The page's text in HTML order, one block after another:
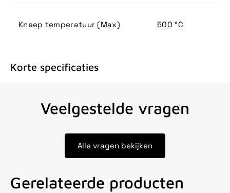
Kneep temperatuur (Max) 500 °C
Korte specificaties
Veelgestelde vragen
Alle vragen bekijken
Gerelateerde producten